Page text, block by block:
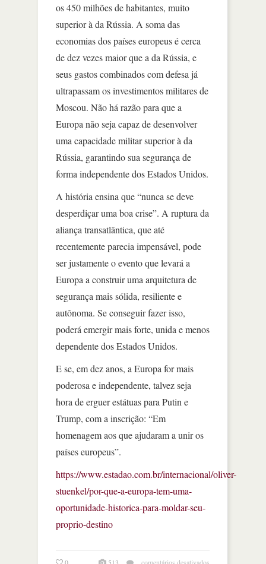
os 450 milhões de habitantes, muito
superior à da Rússia. A soma das
economias dos países europeus é cerca
de dez vezes maior que a da Rússia, e
seus gastos combinados com defesa já
ultrapassam os investimentos militares de
Moscou. Não há razão para que a
Europa não seja capaz de desenvolver
uma capacidade militar superior à da
Rússia, garantindo sua segurança de
forma independente dos Estados Unidos.
A história ensina que “nunca se deve
desperdiçar uma boa crise”. A ruptura da
aliança transatlântica, que até
recentemente parecia impensável, pode
ser justamente o evento que levará a
Europa a construir uma arquitetura de
segurança mais sólida, resiliente e
autônoma. Se conseguir fazer isso,
poderá emergir mais forte, unida e menos
dependente dos Estados Unidos.
E se, em dez anos, a Europa for mais
poderosa e independente, talvez seja
hora de erguer estátuas para Putin e
Trump, com a inscrição: “Em
homenagem aos que ajudaram a unir os
países europeus”.
https://www.estadao.com.br/internacional/oliver-
stuenkel/por-que-a-europa-tem-uma-
oportunidade-historica-para-moldar-seu-
proprio-destino
0 513 comentários desativados